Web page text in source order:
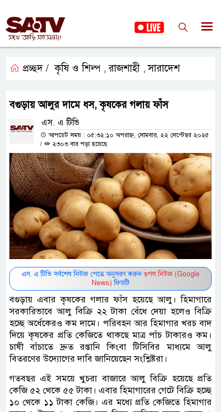
প্রচ্ছদ / কৃষি ও শিল্প ,রাজশাহী ,সারাদেশ
বগুড়ায় আলুর দামে ধস, কৃষকের গলায় ফাঁস
এস. এ টিভি
আপডেট সময় : ০৫:৩২:১০ অপরাহ্ন, সোমবার, ২২ সেপ্টেম্বর ২০২৫
/
২৩০৩ বার পড়া হয়েছে
এস. এ টিভি সর্বশেষ নিউজ পেতে অনুসরণ করুন গুগল নিউজ (Google
News) ফিডটি
বগুড়ায় এবার কৃষকের গলার ফাঁস হয়েছে আলু। হিমাগারে
সরকারিভাবে আলু বিক্রি ২২ টাকা বেঁধে দেয়া হলেও বিক্রি
হচ্ছে অর্ধেকেরও কম দামে। পরিবহন আর হিমাগার খরচ বাদ
দিয়ে কৃষকের প্রতি কেজিতে থাকছে মাত্র পাঁচ টাকারও কম।
চাষী বাঁচাতে দ্রুত রপ্তানি কিংবা টিসিবির মাধ্যমে আলু
বিতরণের উদ্যোগের দাবি জানিয়েছেন সংশ্লিষ্টরা।
গতবছর এই সময়ে খুচরা বাজারে আলু বিক্রি হয়েছে প্রতি
কেজি ৫২ থেকে ৫৫ টাকা। এবার হিমাগারের গেটে বিক্রি হচ্ছে
১০ থেকে ১১ টাকা কেজি। এর মধ্যে প্রতি কেজিতে হিমাগার